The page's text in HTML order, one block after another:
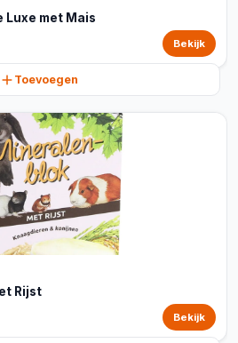
Luxe met Mais
Bekijk
Toevoegen
Rijst
Bekijk